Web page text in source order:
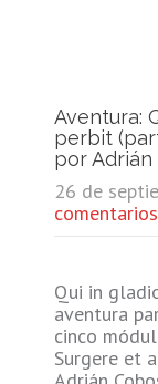
Aventura:
perbit
por Adrián
26 de
comentarios
Qui in
aventura
cinco
Surgere et